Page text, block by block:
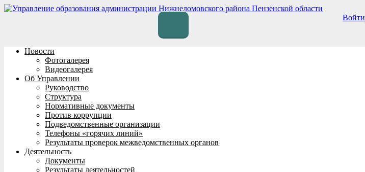
Перейти
Войти
Новости
Фотогалерея
Видеогалерея
Об Управлении
Руководство
Структура
Нормативные документы
Против коррупции
Подведомственные организации
Телефоны «горячих линий»
Результаты проверок межведомственных органов
Деятельность
Документы
Результаты деятельностей